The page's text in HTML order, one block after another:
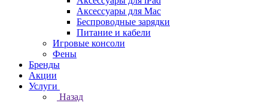
Аксессуары для Mac
Беспроводные зарядки
Питание и кабели
Игровые консоли
Фены
Бренды
Акции
Услуги
Назад